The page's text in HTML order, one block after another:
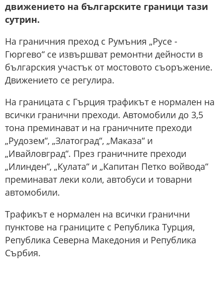
движението на българските граници тази
сутрин.
На граничния преход с Румъния „Русе -
Гюргево“ се извършват ремонтни дейности в
българския участък от мостовото съоръжение.
Движението се регулира.
На границата с Гърция трафикът е нормален на
всички гранични преходи. Автомобили до 3,5
тона преминават и на граничните преходи
„Рудозем“, „Златоград“, „Маказа“ и
„Ивайловград“. През граничните преходи
„Илинден“, „Кулата“ и „Капитан Петко войвода“
преминават леки коли, автобуси и товарни
автомобили.
Трафикът е нормален на всички гранични
пунктове на границите с Република Турция,
Република Северна Македония и Република
Сърбия.